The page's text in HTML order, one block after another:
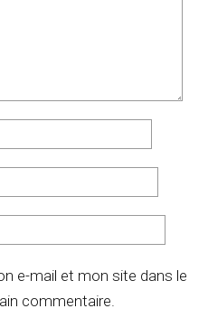
e-mail et mon site dans le
commentaire.